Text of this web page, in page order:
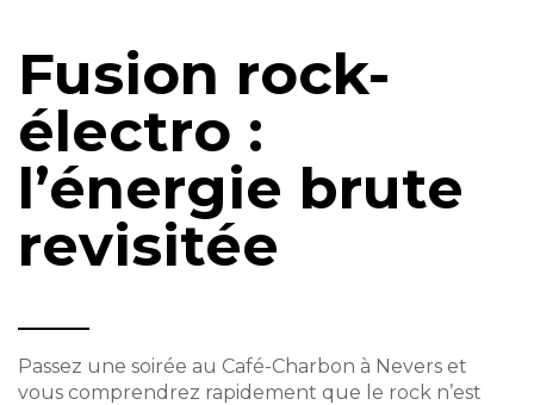
Fusion rock-
électro :
l’énergie brute
revisitée
Passez une soirée au Café-Charbon à Nevers et
vous comprendrez rapidement que le rock n’est